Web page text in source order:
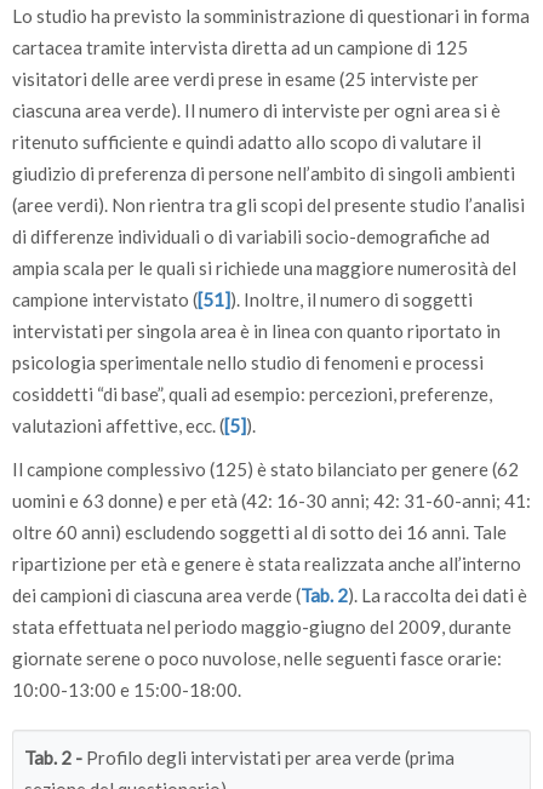
Lo studio ha previsto la somministrazione di questionari in forma
cartacea tramite intervista diretta ad un campione di 125
visitatori delle aree verdi prese in esame (25 interviste per
ciascuna area verde). Il numero di interviste per ogni area si è
ritenuto sufficiente e quindi adatto allo scopo di valutare il
giudizio di preferenza di persone nell’ambito di singoli ambienti
(aree verdi). Non rientra tra gli scopi del presente studio l’analisi
di differenze individuali o di variabili socio-demografiche ad
ampia scala per le quali si richiede una maggiore numerosità del
campione intervistato ([51]). Inoltre, il numero di soggetti
intervistati per singola area è in linea con quanto riportato in
psicologia sperimentale nello studio di fenomeni e processi
cosiddetti “di base”, quali ad esempio: percezioni, preferenze,
valutazioni affettive, ecc. ([5]).
Il campione complessivo (125) è stato bilanciato per genere (62
uomini e 63 donne) e per età (42: 16-30 anni; 42: 31-60-anni; 41:
oltre 60 anni) escludendo soggetti al di sotto dei 16 anni. Tale
ripartizione per età e genere è stata realizzata anche all’interno
dei campioni di ciascuna area verde (Tab. 2). La raccolta dei dati è
stata effettuata nel periodo maggio-giugno del 2009, durante
giornate serene o poco nuvolose, nelle seguenti fasce orarie:
10:00-13:00 e 15:00-18:00.
Tab. 2 - Profilo degli intervistati per area verde (prima